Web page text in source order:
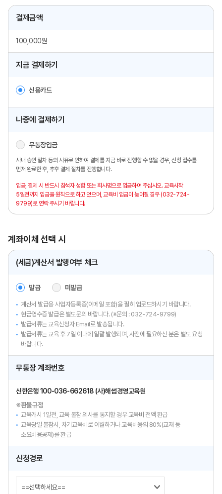
결제금액
100,000원
지금 결제하기
신용카드
나중에 결제하기
무통장입금
사내 승인 절차 등의 사유로 인하여 결제를 지금 바로 진행할 수 없을 경우, 신청 접수를
먼저 완료한 후, 추후 결제 절차를 진행합니다.
입금, 결제 시 반드시 참석자 성함 또는 회사명으로 입금하여 주십시오.교육시작
5일전까지 입금을 원칙으로 하고 있으며,교육비 입금이 늦어질 경우 (032-724-
9799)로 연락 주시기 바랍니다.
계좌이체 선택 시
(세금)계산서 발행여부 체크
발급 미발급
계산서 발급용 사업자등록증(이메일 포함)을 필히 업로드하시기 바랍니다.
현금영수증 발급은 별도문의 바랍니다. (※문의 : 032-724-9799)
발급서류는 교육신청자 Email로 발송됩니다.
발급서류는 교육 후 7일 이내에 일괄 발행되며, 사전에 필요하신 분은 별도 요청
바랍니다.
무통장 계좌번호
신한은행 100-036-662618 (사)해썹경영교육원
※환불규정
교육개시 1일전, 교육 불참 의사를 통지할 경우 교육비 전액 환급
교육당일 불참시, 차기교육비로 이월하거나 교육비용의 80%(교재 등
소요비용공제)를 환급
신청경로